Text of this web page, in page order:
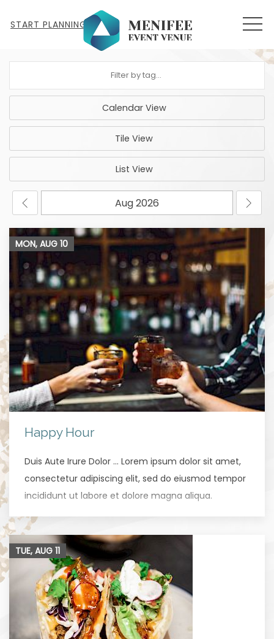
START PLANNING
Calendar View
Tile View
List View
Happy Hour
Duis Aute Irure Dolor … Lorem ipsum dolor sit amet,
consectetur adipiscing elit, sed do eiusmod tempor
incididunt ut labore et dolore magna aliqua.
MON, AUG 10
TUE, AUG 11